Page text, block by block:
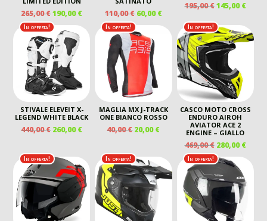
265,00€IL
PREZZO
ORIGINALE
ERA:
265,00 €.
190,00€IL
PREZZO
ATTUALE
190,00 €.
110,00€ IL
PREZZO
ORIGINALE
ERA:
110,00 €.
60,00€IL
PREZZO
ATTUALE
60,00 €.
195,00€ IL
ORIGINALE
ERA:
195,00 €.
145,00€IL
È:
In offerta!
STIVALE ELEVEIT X-
LEGEND WHITE BLACK
440,00€ IL
ERA:
440,00 €.
260,00€IL
È:
260,00 €.
In offerta!
MAGLIA MX J-TRACK
ONE BIANCO ROSSO
40,00€ IL
ERA:
40,00 €.
20,00€IL
ATTUALE
È:
20,00 €.
In offerta!
CASCO MOTO CROSS
ENDURO AIROH
AVIATOR ACE 2
ENGINE – GIALLO
469,00€ IL
PREZZO
ORIGINALE
ERA:
469,00 €.
280,00€IL
In offerta! In offerta! In offerta!